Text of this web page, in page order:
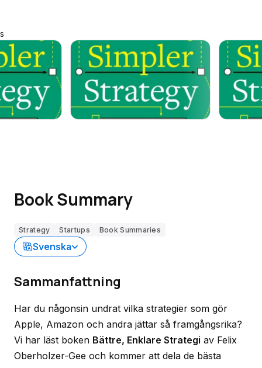
s
Book Summary
Strategy Startups Book Summaries
Svenska
Sammanfattning
Har du någonsin undrat vilka strategier som gör
Apple, Amazon och andra jättar så framgångsrika?
Vi har läst boken Bättre, Enklare Strategi av Felix
Oberholzer-Gee och kommer att dela de bästa